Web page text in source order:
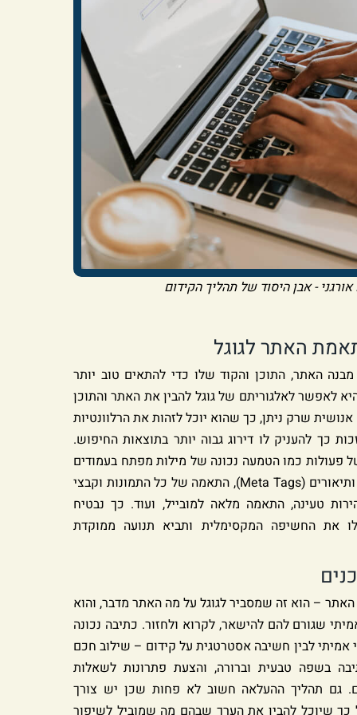
- אבן היסוד של תהליך הקידום
האתר לגוגל
האתר, התוכן והקוד שלו כדי להתאים טוב יותר
לאפשר לאלגוריתם של גוגל להבין את האתר והתוכן
שרק ניתן, כך שהוא יוכל לזהות את הרלוונטיות
כך להעניק לו דירוג גבוה יותר בתוצאות החיפוש.
פעולות כמו הטמעה נכונה של מילות מפתח בעמודים
הרלוונטיים, שיפור כותרות ותיאורים (Meta Tags), התאמה של כל התמונות וקבצי
טעינה, התאמה מלאה למובייל, ועוד. כך נבטיח
את החשיפה המקסימלית ותביא תנועה ממוקדת
– הוא זה שמסביר לגוגל על מה האתר מדבר, והוא
שגורם להם להישאר, לקרוא ולחזור. כתיבה נכונה
אמיתי לבין חשיבה אסטרטגית על קידום – שילוב חכם
בשפה טבעית וברורה, והצעת פתרונות לשאלות
גם תהליך ההעלאה חשוב לא פחות שכן יש צורך
כך שיוכל להבין את הערך שבהם מה שמוביל לשיפור